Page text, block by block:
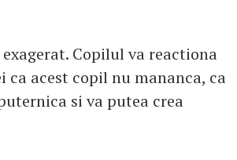
Copilul va reactiona
ca acest copil nu mananca, ca
si va putea crea